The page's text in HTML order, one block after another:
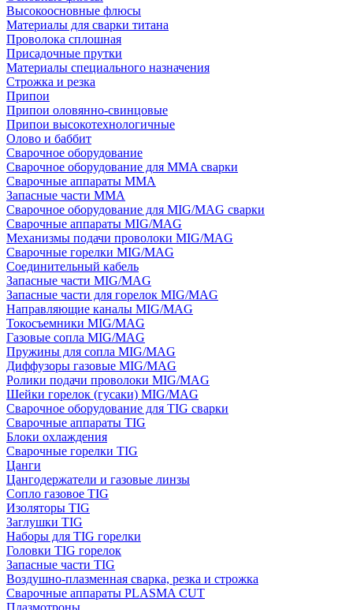
Высокоосновные флюсы
Материалы для сварки титана
Проволока сплошная
Присадочные прутки
Материалы специального назначения
Строжка и резка
Припои
Припои оловянно-свинцовые
Припои высокотехнологичные
Олово и баббит
Сварочное оборудование
Сварочное оборудование для MMA сварки
Сварочные аппараты MMA
Запасные части MMA
Сварочное оборудование для MIG/MAG сварки
Сварочные аппараты MIG/MAG
Механизмы подачи проволоки MIG/MAG
Сварочные горелки MIG/MAG
Соединительный кабель
Запасные части MIG/MAG
Запасные части для горелок MIG/MAG
Направляющие каналы MIG/MAG
Токосъемники MIG/MAG
Газовые сопла MIG/MAG
Пружины для сопла MIG/MAG
Диффузоры газовые MIG/MAG
Ролики подачи проволоки MIG/MAG
Шейки горелок (гусаки) MIG/MAG
Сварочное оборудование для TIG сварки
Сварочные аппараты TIG
Блоки охлаждения
Сварочные горелки TIG
Цанги
Цангодержатели и газовые линзы
Сопло газовое TIG
Изоляторы TIG
Заглушки TIG
Наборы для TIG горелки
Головки TIG горелок
Запасные части TIG
Воздушно-плазменная сварка, резка и строжка
Сварочные аппараты PLASMA CUT
Плазмотроны